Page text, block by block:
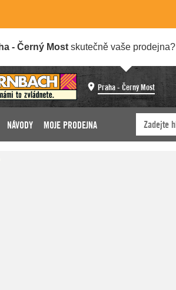
- Černý Most skutečně vaše prodejna?
Praha - Černý Most
NÁVODY MOJE PRODEJNA